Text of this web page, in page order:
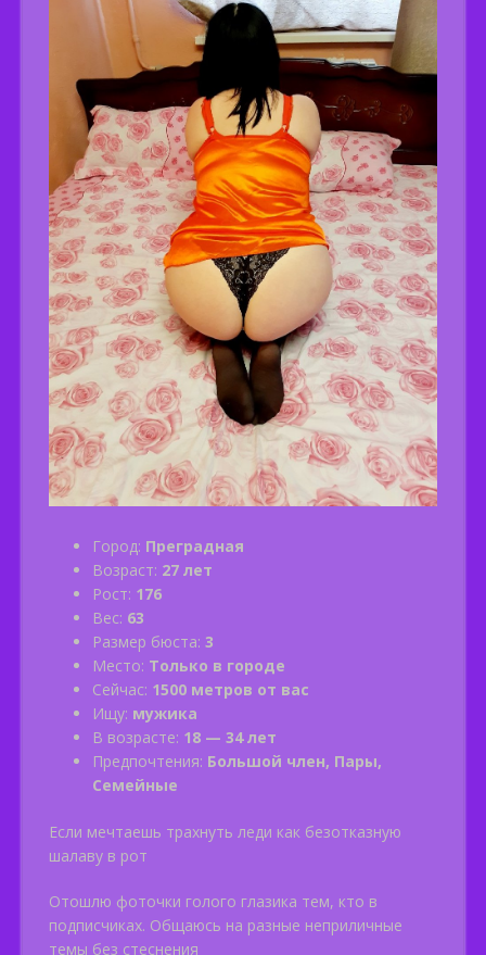
Город: Преградная
Возраст: 27 лет
Рост: 176
Вес: 63
Размер бюста: 3
Место: Только в городе
Сейчас: 1500 метров от вас
Ищу: мужика
В возрасте: 18 — 34 лет
Предпочтения: Большой член, Пары,
Семейные
Если мечтаешь трахнуть леди как безотказную
шалаву в рот
Отошлю фоточки голого глазика тем, кто в
подписчиках. Общаюсь на разные неприличные
темы без стеснения